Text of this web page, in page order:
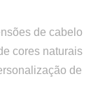
de cabelo
cores naturais
de